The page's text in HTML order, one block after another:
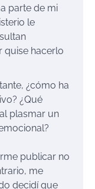
parte de mi
le
quise hacerlo
¿cómo ha
¿Qué
plasmar un
publicar no
me
decidí que